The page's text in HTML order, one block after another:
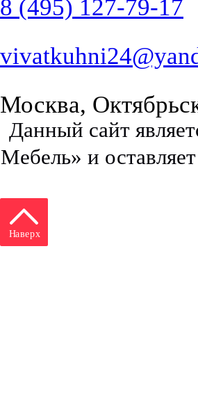
8 (495) 127-79-17
Москва,
Данный сайт
Мебель» и
Наверх